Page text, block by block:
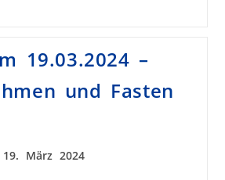
19.03.2024 –
und Fasten
19. März 2024